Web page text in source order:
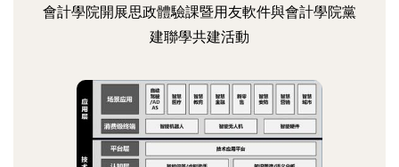
會計學院開展思政體驗課暨用友軟件與會計學院黨
建聯學共建活動